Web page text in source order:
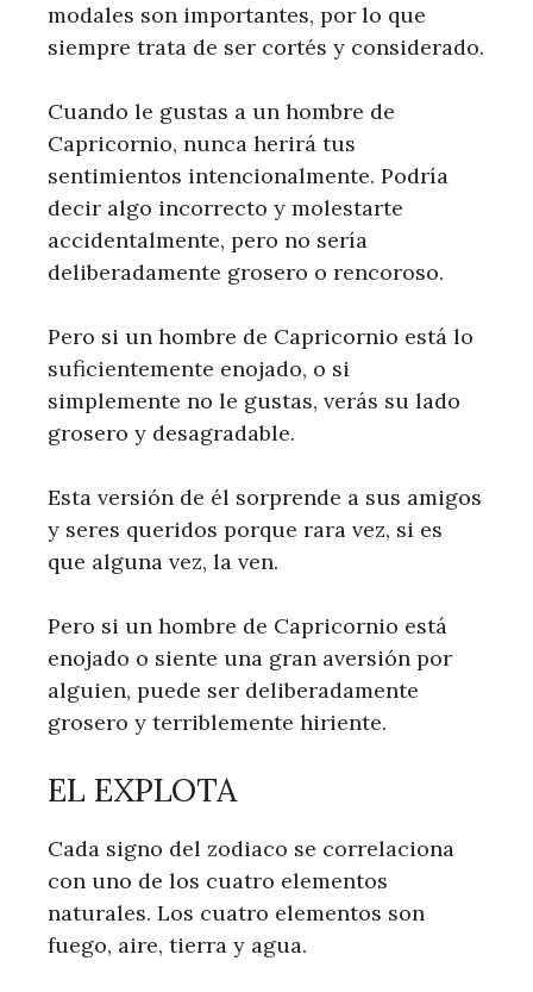
modales son importantes, por lo que
siempre trata de ser cortés y considerado.
Cuando le gustas a un hombre de
Capricornio, nunca herirá tus
sentimientos intencionalmente. Podría
decir algo incorrecto y molestarte
accidentalmente, pero no sería
deliberadamente grosero o rencoroso.
Pero si un hombre de Capricornio está lo
suficientemente enojado, o si
simplemente no le gustas, verás su lado
grosero y desagradable.
Esta versión de él sorprende a sus amigos
y seres queridos porque rara vez, si es
que alguna vez, la ven.
Pero si un hombre de Capricornio está
enojado o siente una gran aversión por
alguien, puede ser deliberadamente
grosero y terriblemente hiriente.
EL EXPLOTA
Cada signo del zodiaco se correlaciona
con uno de los cuatro elementos
naturales. Los cuatro elementos son
fuego, aire, tierra y agua.